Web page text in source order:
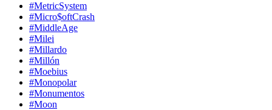
#MetricSystem
#Micro$oftCrash
#MiddleAge
#Milei
#Millardo
#Millón
#Moebius
#Monopolar
#Monumentos
#Moon